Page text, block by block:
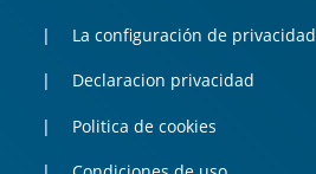
La configuración de privacidad
Declaracion privacidad
Politica de cookies